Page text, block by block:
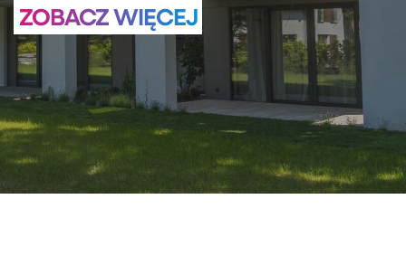
ZOBACZ WIĘCEJ